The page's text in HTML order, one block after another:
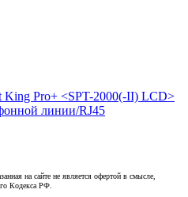
King Pro+ <SPT-2000(-II) LCD>
линии/RJ45
на сайте не является офертой в смысле,
Кодекса РФ.